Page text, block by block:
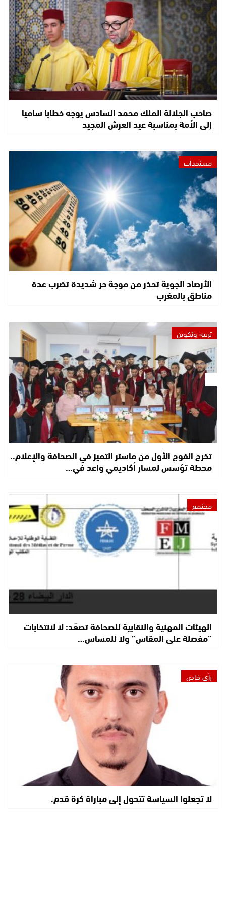
صاحب الجلالة الملك محمد السادس يوجه خطابا ساميا
إلى الأمة بمناسبة عيد العرش المجيد
مستجدات
الأرصاد الجوية تحذر من موجة حر شديدة تضرب عدة
مناطق بالمغرب
تربية وتكوين
تخرج الفوج الأول من ماستر التميز في الصحافة والإعلام..
محطة تؤسس لمسار أكاديمي واعد في…
مجتمع
الهيئات المهنية والنقابية للصحافة تصعّد: لا لانتخابات
“مفصلة على المقاس” ولا للمساس…
رأي خاص
لا تجعلوا السياسة تتحول إلى مباراة كرة قدم.